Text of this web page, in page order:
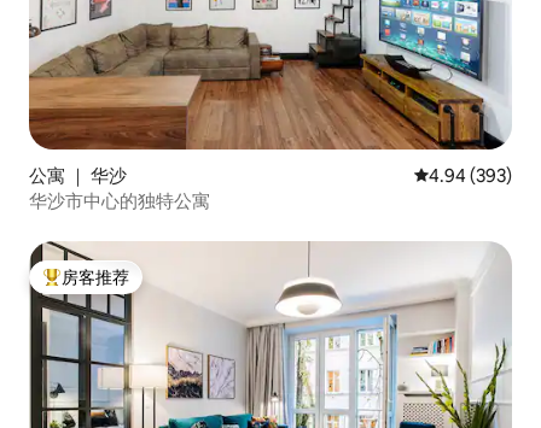
公寓 ｜ 华沙 平均评分 4.94
4.94 (393)
华沙市中心的独特公寓
热门「房客推荐」
房客推荐